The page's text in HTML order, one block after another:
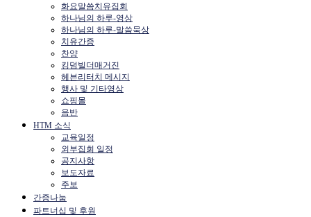
화요말씀치유집회
하나님의 하루-영상
하나님의 하루-말씀묵상
치유간증
찬양
킹덤빌더매거진
헤븐리터치 메시지
행사 및 기타영상
쇼핑몰
음반
HTM 소식
교육일정
외부집회 일정
공지사항
보도자료
주보
간증나눔
파트너십 및 후원